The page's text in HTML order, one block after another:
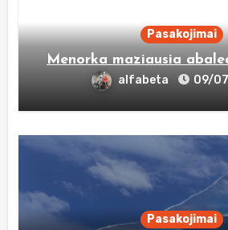
Pasakojimai
Menorka maziausia
alfabeta 09/
Pasakojimai